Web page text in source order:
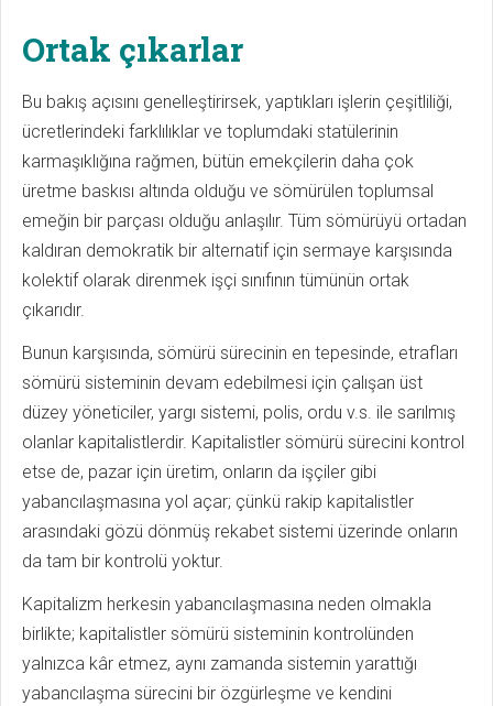
Ortak çıkarlar
Bu bakış açısını genelleştirirsek, yaptıkları işlerin çeşitliliği,
ücretlerindeki farklılıklar ve toplumdaki statülerinin
karmaşıklığına rağmen, bütün emekçilerin daha çok
üretme baskısı altında olduğu ve sömürülen toplumsal
emeğin bir parçası olduğu anlaşılır. Tüm sömürüyü ortadan
kaldıran demokratik bir alternatif için sermaye karşısında
kolektif olarak direnmek işçi sınıfının tümünün ortak
çıkarıdır.
Bunun karşısında, sömürü sürecinin en tepesinde, etrafları
sömürü sisteminin devam edebilmesi için çalışan üst
düzey yöneticiler, yargı sistemi, polis, ordu v.s. ile sarılmış
olanlar kapitalistlerdir. Kapitalistler sömürü sürecini kontrol
etse de, pazar için üretim, onların da işçiler gibi
yabancılaşmasına yol açar; çünkü rakip kapitalistler
arasındaki gözü dönmüş rekabet sistemi üzerinde onların
da tam bir kontrolü yoktur.
Kapitalizm herkesin yabancılaşmasına neden olmakla
birlikte; kapitalistler sömürü sisteminin kontrolünden
yalnızca kâr etmez, aynı zamanda sistemin yarattığı
yabancılaşma sürecini bir özgürleşme ve kendini